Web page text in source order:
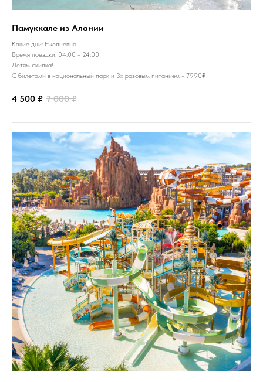
Памуккале из Алании
Какие дни: Ежедневно
Время поездки: 04:00 - 24:00
Детям скидка!
С билетами в национальный парк и 3х разовым питанием - 7990₽
4 500 ₽ 7 000 ₽